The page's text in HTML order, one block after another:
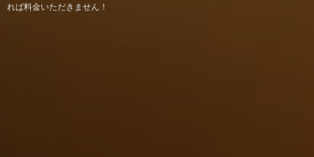
れば料金いただきません！